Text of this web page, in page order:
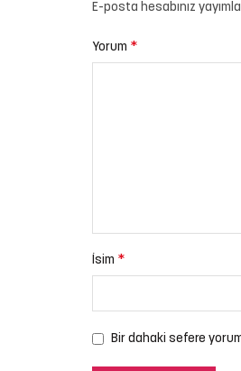
E-posta hesabınız
Yorum *
İsim *
Bir dahaki sefere